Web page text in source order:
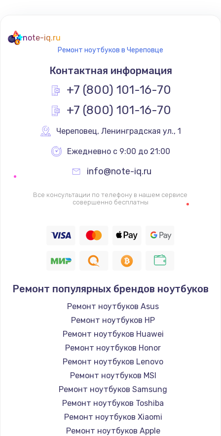
note-iq.ru
Ремонт ноутбуков в Череповце
Контактная информация
+7 (800) 101-16-70
+7 (800) 101-16-70
Череповец, Ленинградская ул., 1
Ежедневно с 9:00 до 21:00
info@note-iq.ru
Все консультации по телефону в нашем сервисе
совершенно бесплатны
Ремонт популярных брендов ноутбуков
Ремонт ноутбуков Asus
Ремонт ноутбуков HP
Ремонт ноутбуков Huawei
Ремонт ноутбуков Honor
Ремонт ноутбуков Lenovo
Ремонт ноутбуков MSI
Ремонт ноутбуков Samsung
Ремонт ноутбуков Toshiba
Ремонт ноутбуков Xiaomi
Ремонт ноутбуков Apple